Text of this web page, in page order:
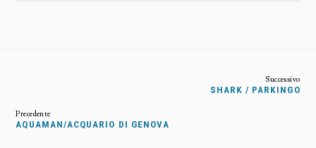
SHARK / PARKINGO
AQUAMAN/ACQUARIO DI GENOVA